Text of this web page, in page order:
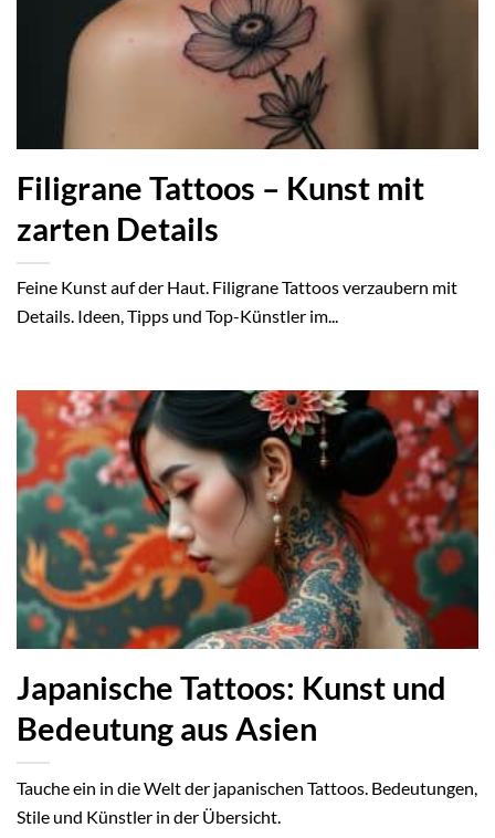
Filigrane Tattoos – Kunst mit
zarten Details
Feine Kunst auf der Haut. Filigrane Tattoos verzaubern mit
Details. Ideen, Tipps und Top-Künstler im...
Japanische Tattoos: Kunst und
Bedeutung aus Asien
Tauche ein in die Welt der japanischen Tattoos. Bedeutungen,
Stile und Künstler in der Übersicht.